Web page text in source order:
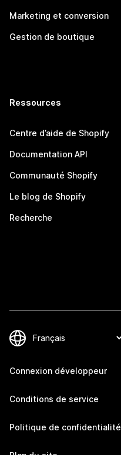
Marketing et conversion
Gestion de boutique
Ressources
Centre d’aide de Shopify
Documentation API
Communauté Shopify
Le blog de Shopify
Recherche
Connexion développeur
Conditions de service
Politique de confidentialité